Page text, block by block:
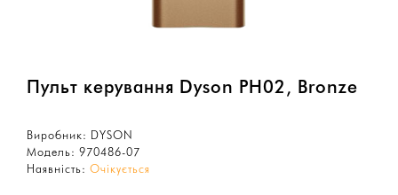
Пульт керування Dyson PH02, Bronze
Виробник: DYSON
Модель: 970486-07
Наявність: Очікується